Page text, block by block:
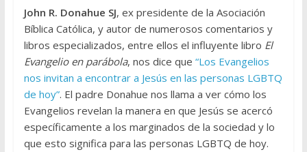
John R. Donahue SJ, ex presidente de la Asociación
Bíblica Católica, y autor de numerosos comentarios y
libros especializados, entre ellos el influyente libro El
Evangelio en parábola, nos dice que “Los Evangelios
nos invitan a encontrar a Jesús en las personas LGBTQ
de hoy”. El padre Donahue nos llama a ver cómo los
Evangelios revelan la manera en que Jesús se acercó
específicamente a los marginados de la sociedad y lo
que esto significa para las personas LGBTQ de hoy.